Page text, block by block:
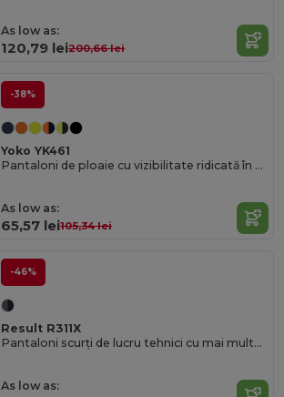
As low as:
120,79 lei200,66 lei
-38%
Yoko YK461
Pantaloni de ploaie cu vizibilitate ridicată în două tonuri
As low as:
65,57 lei105,34 lei
-46%
Result R311X
Pantaloni scurți de lucru tehnici cu mai multe buzunare rezistente
As low as: